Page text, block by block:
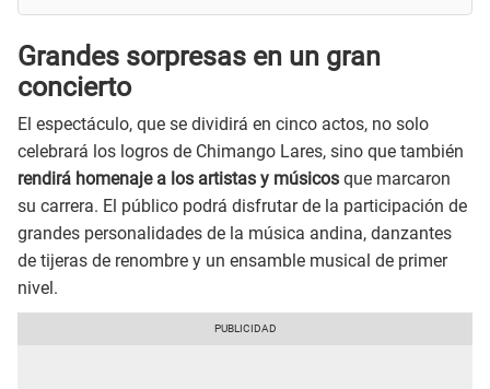
Grandes sorpresas en un gran
concierto
El espectáculo, que se dividirá en cinco actos, no solo
celebrará los logros de Chimango Lares, sino que también
rendirá homenaje a los artistas y músicos que marcaron
su carrera. El público podrá disfrutar de la participación de
grandes personalidades de la música andina, danzantes
de tijeras de renombre y un ensamble musical de primer
nivel.